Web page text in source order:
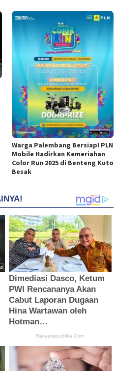
Warga Palembang Bersiap! PLN
Mobile Hadirkan Kemeriahan
Color Run 2025 di Benteng Kuto
Besak